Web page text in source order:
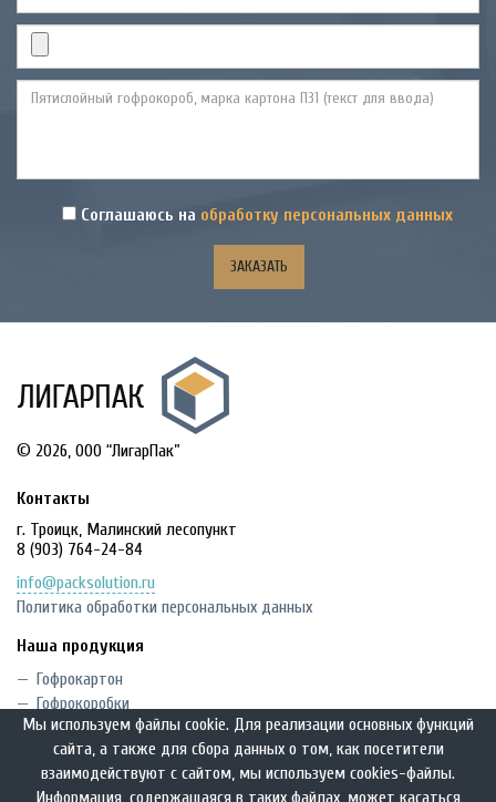
Соглашаюсь на обработку персональных данных
© 2026, OOO “ЛигарПак”
Контакты
г. Троицк, Малинский лесопункт
8 (903) 764-24-84
info@packsolution.ru
Политика обработки персональных данных
Наша продукция
Гофрокартон
Гофрокоробки
Сложная высечка
Комплектующие изделия
Кашированные коробки
Мы используем файлы cookie. Для реализации основных функций
сайта, а также для сбора данных о том, как посетители
взаимодействуют с сайтом, мы используем cookies-файлы.
Информация, содержащаяся в таких файлах, может касаться